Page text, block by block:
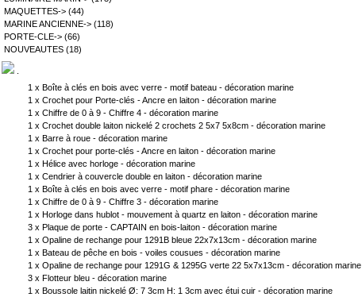
MAQUETTES-> (44)
MARINE ANCIENNE-> (118)
PORTE-CLE-> (66)
NOUVEAUTES (18)
1 x Boîte à clés en bois avec verre - motif bateau - décoration marine
1 x Crochet pour Porte-clés - Ancre en laiton - décoration marine
1 x Chiffre de 0 à 9 - Chiffre 4 - décoration marine
1 x Crochet double laiton nickelé 2 crochets 2 5x7 5x8cm - décoration marine
1 x Barre à roue - décoration marine
1 x Crochet pour porte-clés - Ancre en laiton - décoration marine
1 x Hélice avec horloge - décoration marine
1 x Cendrier à couvercle double en laiton - décoration marine
1 x Boîte à clés en bois avec verre - motif phare - décoration marine
1 x Chiffre de 0 à 9 - Chiffre 3 - décoration marine
1 x Horloge dans hublot - mouvement à quartz en laiton - décoration marine
3 x Plaque de porte - CAPTAIN en bois-laiton - décoration marine
1 x Opaline de rechange pour 1291B bleue 22x7x13cm - décoration marine
1 x Bateau de pêche en bois - voiles cousues - décoration marine
1 x Opaline de rechange pour 1291G & 1295G verte 22 5x7x13cm - décoration marine
3 x Flotteur bleu - décoration marine
1 x Boussole laitin nickelé Ø: 7 3cm H: 1 3cm avec étui cuir - décoration marine